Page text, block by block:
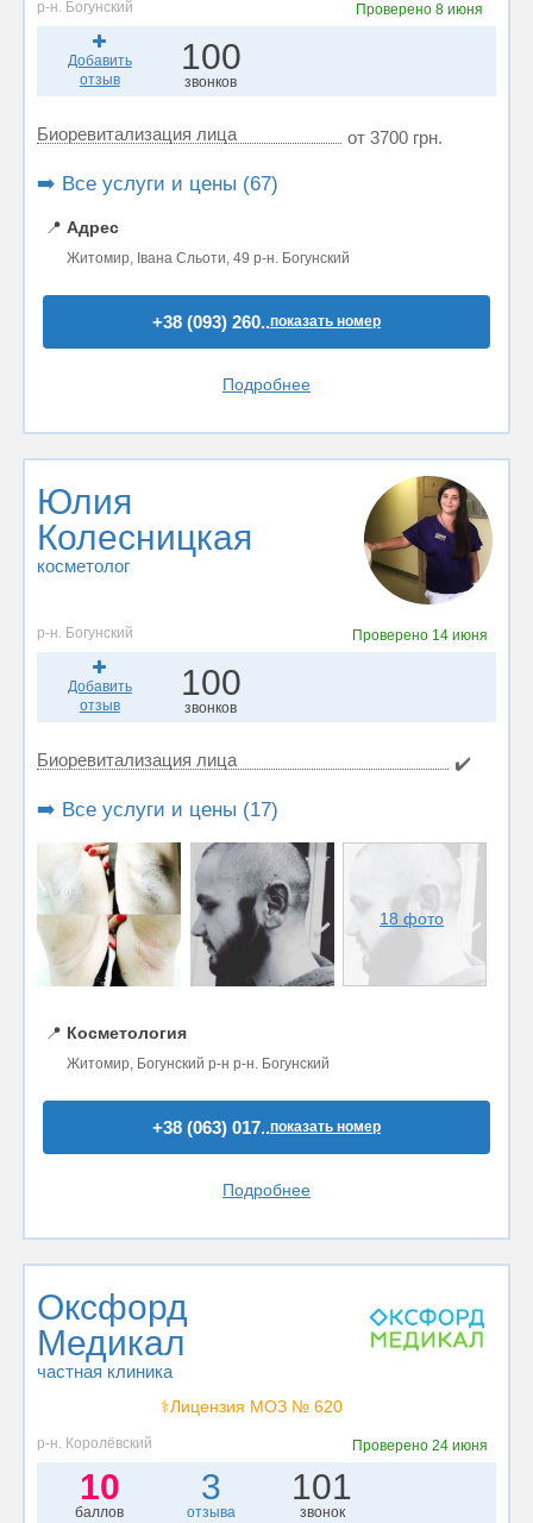
р-н. Богунский Проверено8 июня
Добавить
отзыв
100
звонков
Биоревитализация лица от 3700 грн.
➡️ Все услуги и цены (67)
📍 Адрес
Житомир, Івана Сльоти, 49 р-н. Богунский
+38 (093) 260..показать номер
Подробнее
Юлия
Колесницкая
косметолог
р-н. Богунский Проверено 14 июня
Добавить
отзыв
100
звонков
Биоревитализация лица ✔️
➡️ Все услуги и цены (17)
18 фото
📍 Косметология
Житомир, Богунский р-н р-н. Богунский
+38 (063) 017..показать номер
Подробнее
Оксфорд
Медикал
частная клиника
⚕️Лицензия МОЗ № 620
р-н. Королёвский Проверено 24 июня
10
баллов
3
отзыва
101
звонок